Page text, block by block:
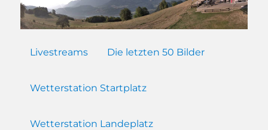
Livestreams Die letzten 50 Bilder
Wetterstation Startplatz
Wetterstation Landeplatz